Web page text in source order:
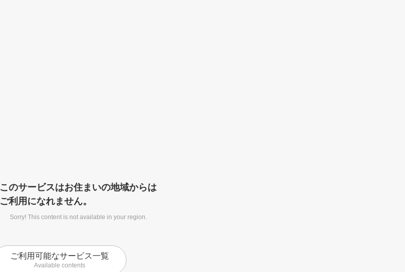
このサービスはお住まいの地域からは
ご利用になれません。
Sorry! This content is not available in your region.
ご利用可能なサービス一覧
Available contents